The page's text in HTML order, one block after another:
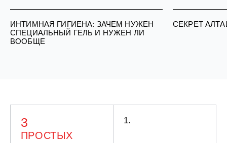
ИНТИМНАЯ ГИГИЕНА: ЗАЧЕМ НУЖЕН
СПЕЦИАЛЬНЫЙ ГЕЛЬ И НУЖЕН ЛИ
ВООБЩЕ
СЕКРЕТ
3
ПРОСТЫХ
1.